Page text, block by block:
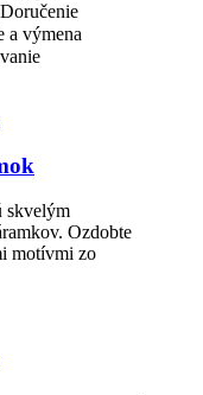
výmena
skvelým
Ozdobte
motívmi zo